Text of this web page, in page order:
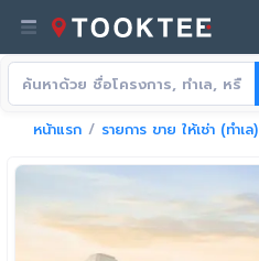
หน้าแรก รายการ ขาย ให้เช่า (ทำเล)